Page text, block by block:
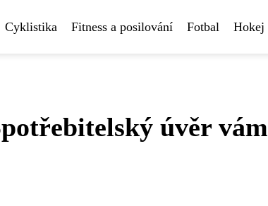
Cyklistika Fitness a posilování Fotbal Hokej
úvěr vám